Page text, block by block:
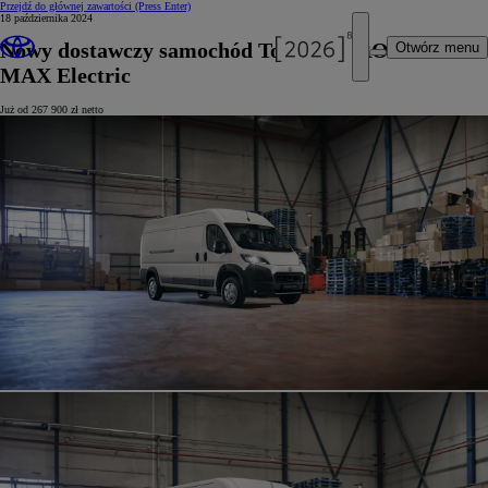
Przejdź do głównej zawartości (Press Enter)
Otwórz menu
18 października 2024
Nowy dostawczy samochód Toyoty – PROACE
MAX Electric
Już od 267 900 zł netto